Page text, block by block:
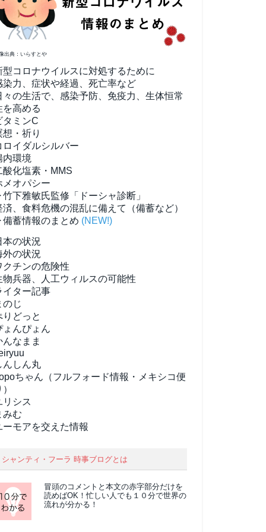
出典：いらすとや
型コロナウイルスに対処するために
染力、症状や経過、死亡率など
々の生活で、感染予防、免疫力、生体恒常
を高める
タミンC
想・祈り
ロイダルシルバー
内環境
酸化塩素・MMS
メオパシー
下雅敏氏監修「ドーシャ診断」
済、食料危機の混乱に備えて（備蓄など）
蓄情報のまとめ (NEW!)
本の状況
外の状況
クチンの危険性
物兵器、人工ウィルスの可能性
イター記事
のじ
りどっと
ょんぴょん
んなまま
んしん丸
ちゃん（フルフォード情報・メキシコ便
リシス
みむ
ーモアを交えた情報
シャンティ・フーラ 時事ブログとは
冒頭のコメントと本文の赤字部分だけを
読めばOK！忙しい人でも１０分で世界の
流れが分かる！